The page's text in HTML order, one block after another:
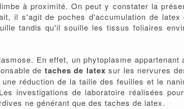
à proximité. On peut y constater la
il s'agit de poches d'accumulation de
tandis qu'il souille les tissus foliaires
En effet, un phytoplasme appartenant
de taches de latex sur les nervures
réduction de la taille des feuilles et le
investigations de laboratoire réalisées
ne générant que des taches de latex.